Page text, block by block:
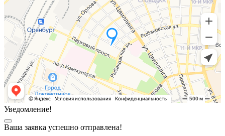
Уведомление!
Ваша заявка успешно отправлена!